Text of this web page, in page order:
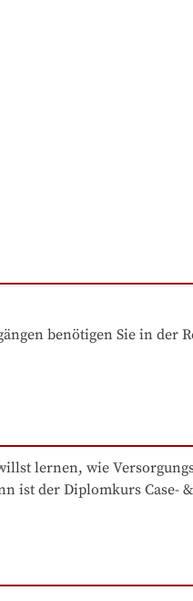
benötigen Sie in der
lernen, wie
ist der Diplomkurs Case- &